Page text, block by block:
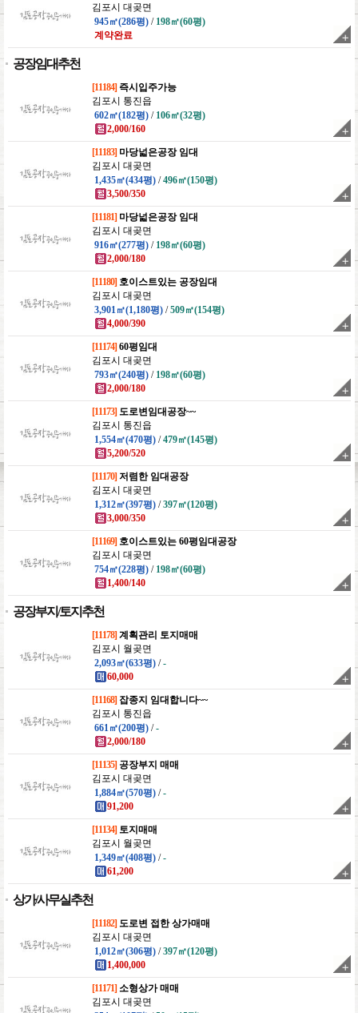
김포시 대곶면
945㎡(286평) / 198㎡(60평)
계약완료
공장임대추천
[11184] 즉시입주가능
김포시 통진읍
602㎡(182평) / 106㎡(32평)
2,000/160
[11183] 마당넓은공장 임대
김포시 대곶면
1,435㎡(434평) /496㎡(150평)
3,500/350
[11181] 마당넓은공장 임대
김포시 대곶면
916㎡(277평) / 198㎡(60평)
2,000/180
[11180] 호이스트있는 공장임대
김포시 대곶면
3,901㎡(1,180평) /509㎡(154평)
4,000/390
[11174] 60평임대
김포시 대곶면
793㎡(240평) / 198㎡(60평)
2,000/180
[11173] 도로변임대공장~~
김포시 통진읍
1,554㎡(470평) /479㎡(145평)
5,200/520
[11170] 저렴한 임대공장
김포시 대곶면
1,312㎡(397평) /397㎡(120평)
3,000/350
[11169] 호이스트있는 60평임대공장
김포시 대곶면
754㎡(228평) / 198㎡(60평)
1,400/140
공장부지/토지추천
[11178] 계획관리 토지매매
김포시 월곶면
2,093㎡(633평) /-
60,000
[11168] 잡종지 임대합니다~~
김포시 통진읍
661㎡(200평) /-
2,000/180
[11135] 공장부지 매매
김포시 대곶면
1,884㎡(570평) /-
91,200
[11134] 토지매매
김포시 월곶면
1,349㎡(408평) /-
61,200
상가/사무실추천
[11182] 도로변 접한 상가매매
김포시 대곶면
1,012㎡(306평) /397㎡(120평)
1,400,000
[11171] 소형상가 매매
김포시 대곶면